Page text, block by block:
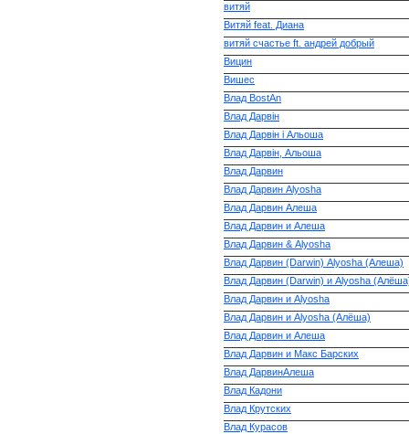
витяй
Витяй feat. Диана
витяй счастье ft. андрей добрый
Вицин
Вишес
Влад BostAn
Влад Дарвін
Влад Дарвін і Альоша
Влад Дарвін, Альоша
Влад Дарвин
Влад Дарвин Alyosha
Влад Дарвин Алеша
Влад Дарвин и Алеша
Влад Дарвин & Alyosha
Влад Дарвин (Darwin) Alyosha (Алеша)
Влад Дарвин (Darwin) и Alyosha
Влад Дарвин и Alyosha
Влад Дарвин и Alyosha (Алёша)
Влад Дарвин и Алеша
Влад Дарвин и Макс Барских
Влад ДарвинАлеша
Влад Кадони
Влад Крутских
Влад Курасов